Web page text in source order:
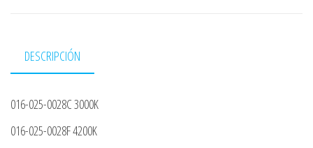
DESCRIPCIÓN
016-025-0028C 3000K
016-025-0028F 4200K